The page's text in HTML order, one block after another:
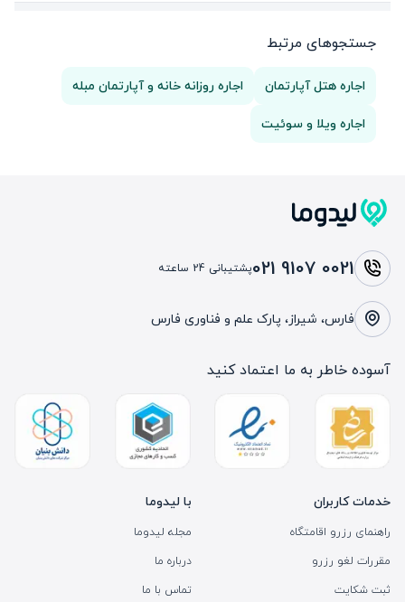
جستجوهای مرتبط
اجاره هتل آپارتمان
اجاره روزانه خانه و آپارتمان مبله
اجاره ویلا و سوئیت
خدمات کاربران
راهنمای رزرو اقامتگاه
مقررات لغو رزرو
ثبت شکایت
با لیدوما
مجله لیدوما
درباره ما
تماس با ما
021 9107 0021پشتیبانی 24 ساعته
فارس، شیراز، پارک علم و فناوری فارس
آسوده خاطر به ما اعتماد کنید